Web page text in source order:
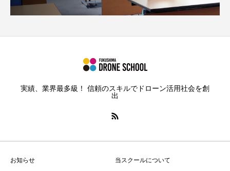
実績、業界最多級！ 信頼のスキルでドローン活用社会を創
出
お知らせ 当スクールについて